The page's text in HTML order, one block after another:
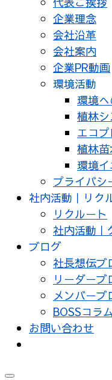
企業理念
会社沿革
会社案内
企業PR動画
環境活動
環境
植林
エコ
植林
環境
プライバシ
社内活動｜リク
リクルート
社内活動｜
ブログ
社長想伝ブ
リーダーブ
メンバーブ
BOSSコラム
お問い合わせ